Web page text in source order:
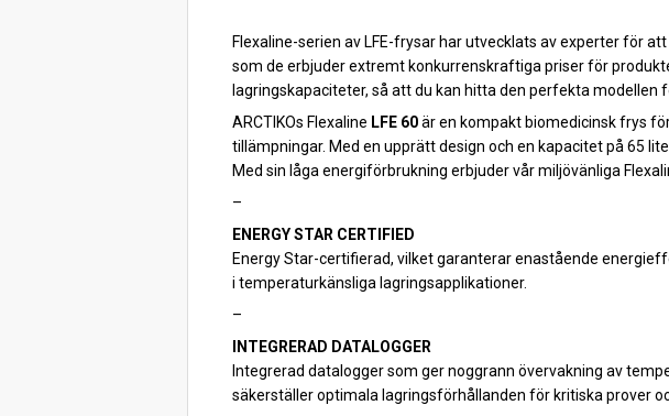
Flexaline-serien av LFE-frysar har utvecklats av experter för
som de erbjuder extremt konkurrenskraftiga priser för
lagringskapaciteter, så att du kan hitta den perfekta modellen
ARCTIKOs Flexaline LFE 60är en kompakt biomedicinsk frys
tillämpningar. Med en upprätt design och en kapacitet på 65
Med sin låga energiförbrukning erbjuder vår miljövänliga
–
ENERGY STAR CERTIFIED
Energy Star-certifierad, vilket garanterar enastående
i temperaturkänsliga lagringsapplikationer.
–
INTEGRERAD DATALOGGER
Integrerad datalogger som ger noggrann övervakning av
säkerställer optimala lagringsförhållanden för kritiska prover